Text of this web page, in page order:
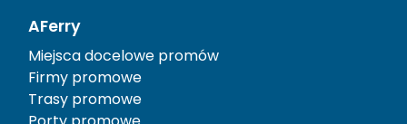
AFerry
Miejsca docelowe promów
Firmy promowe
Trasy promowe